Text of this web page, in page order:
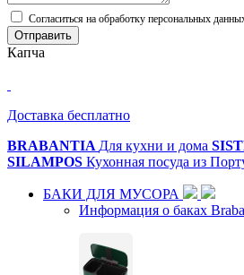
Cогласиться на обработку персональных
Отправить
Капча
Доставка бесплатно
BRABANTIA Для кухни и дома
SILAMPOS Кухонная посуда из
БАКИ ДЛЯ МУСОРА
Информация о баках